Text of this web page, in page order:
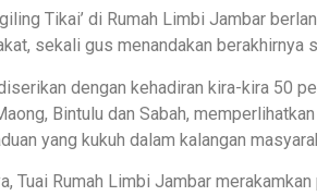
Tikai’ di Rumah Limbi Jambar
sekali gus menandakan berakhirnya
dengan kehadiran kira-kira 50
Bintulu dan Sabah,
yang kukuh dalam kalangan
Tuai Rumah Limbi Jambar